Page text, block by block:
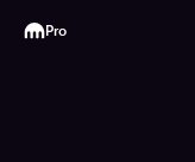
Kraken
Pro